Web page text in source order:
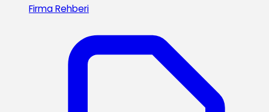
Firma Rehberi